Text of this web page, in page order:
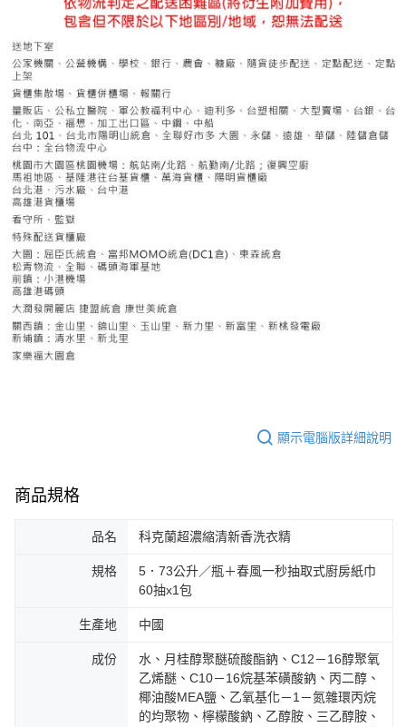
顯示電腦版詳細說明
商品規格
品名 科克蘭超濃縮清新香洗衣精
規格
5．73公升／瓶＋春風一秒抽取式廚房紙巾
60抽x1包
生產地 中國
成份
水、月桂醇聚醚硫酸酯鈉、C12－16醇聚氧
乙烯醚、C10－16烷基苯磺酸鈉、丙二醇、
椰油酸MEA鹽、乙氧基化－1－氮雜環丙烷
的均聚物、檸檬酸鈉、乙醇胺、三乙醇胺、